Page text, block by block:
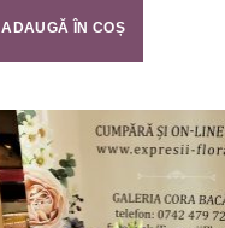
ADAUGĂ ÎN COȘ